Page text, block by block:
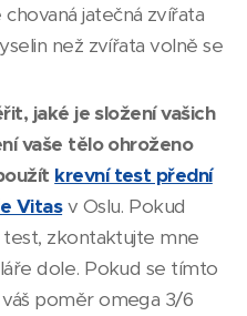
jatečná zvířata
než zvířata volně se
jaké je složení vašich
vaše tělo ohroženo
krevní test přední
Vitas v Oslu. Pokud
zkontaktujte mne
dole. Pokud se tímto
poměr omega 3/6